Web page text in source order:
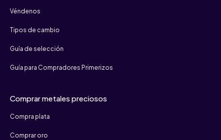
Véndenos
Tipos de cambio
Guía de selección
Guía para Compradores Primerizos
Comprar metales preciosos
Compra plata
Comprar oro